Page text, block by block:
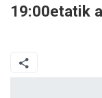
19:00etatik